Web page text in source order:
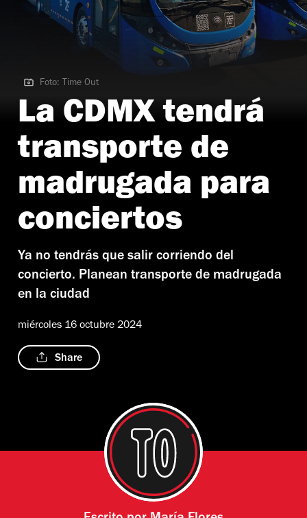
Foto: Time Out
Foto: Time Out
La CDMX tendrá
transporte de
madrugada para
conciertos
Ya no tendrás que salir corriendo del
concierto. Planean transporte de madrugada
en la ciudad
miércoles 16 octubre 2024
Share